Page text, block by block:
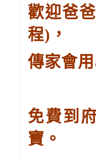
歡迎爸
程) ，
傳家會
免費到
寶。